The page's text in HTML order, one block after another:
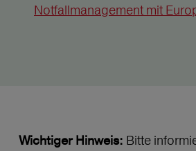
Notfallmanagement mit
Wichtiger Hinweis: Bitte